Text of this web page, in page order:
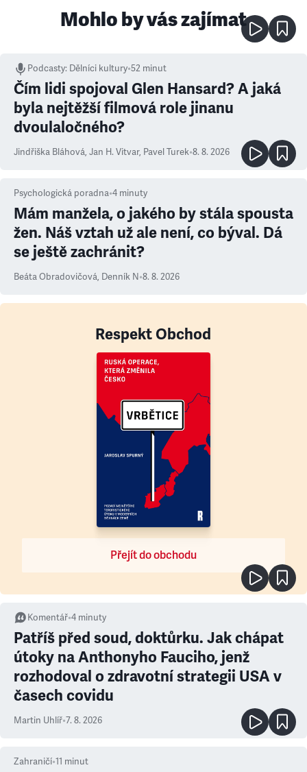
Mohlo by vás zajímat
Podcasty: Dělníci kultury•52 minut
Čím lidi spojoval Glen Hansard? A jaká
byla nejtěžší filmová role jinanu
dvoulaločného?
Jindřiška Bláhová, Jan H. Vitvar, Pavel Turek•8. 8. 2026
Psychologická poradna•4 minuty
Mám manžela, o jakého by stála spousta
žen. Náš vztah už ale není, co býval. Dá
se ještě zachránit?
Beáta Obradovičová, Denník N•8. 8. 2026
Respekt Obchod
Přejít do obchodu
Komentář•4 minuty
Patříš před soud, doktůrku. Jak chápat
útoky na Anthonyho Fauciho, jenž
rozhodoval o zdravotní strategii USA v
časech covidu
Martin Uhlíř•7. 8. 2026
Zahraničí•11 minut